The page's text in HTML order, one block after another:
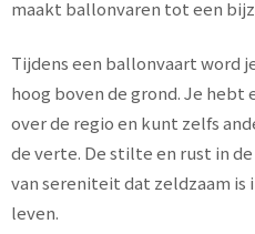
maakt ballonvaren tot een
Tijdens een ballonvaart word
hoog boven de grond. Je
over de regio en kunt zelfs
de verte. De stilte en rust in
van sereniteit dat zeldzaam is
leven.